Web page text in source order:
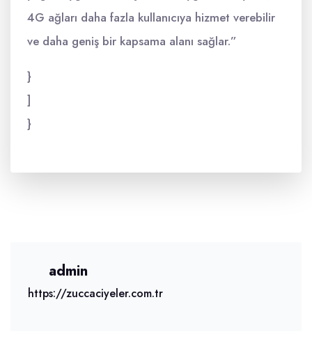
4G ağları daha fazla kullanıcıya hizmet verebilir
ve daha geniş bir kapsama alanı sağlar.”
}
]
}
admin
https://zuccaciyeler.com.tr